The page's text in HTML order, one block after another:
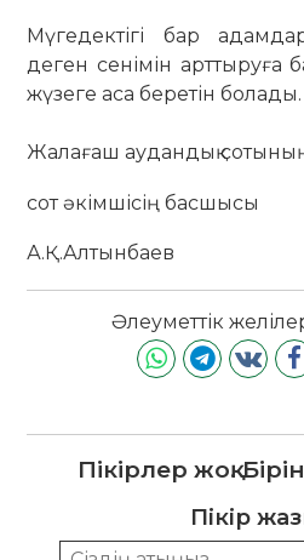
Мүгедектігі бар
деген сенімін арттыруға
жүзеге аса беретін болады.
Жалағаш аудандық
сот әкімшісің басшысы
А.Қ.Алтынбаев
Әлеуметтік
Пікірлер жоқ.
Пікір